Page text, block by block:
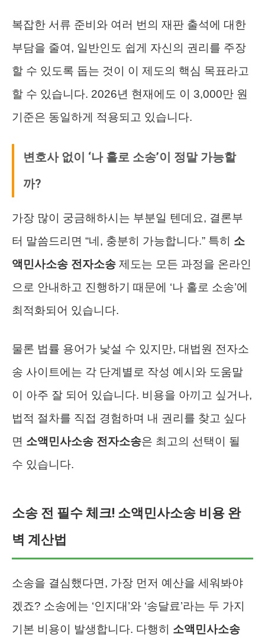
복잡한 서류 준비와 여러 번의 재판 출석에 대한
부담을 줄여, 일반인도 쉽게 자신의 권리를 주장
할 수 있도록 돕는 것이 이 제도의 핵심 목표라고
할 수 있습니다. 2026년 현재에도 이 3,000만 원
기준은 동일하게 적용되고 있습니다.
변호사 없이 ‘나 홀로 소송’이 정말 가능할
까?
가장 많이 궁금해하시는 부분일 텐데요, 결론부
터 말씀드리면 “네, 충분히 가능합니다.” 특히 소
액민사소송 전자소송 제도는 모든 과정을 온라인
으로 안내하고 진행하기 때문에 ‘나 홀로 소송’에
최적화되어 있습니다.
물론 법률 용어가 낯설 수 있지만, 대법원 전자소
송 사이트에는 각 단계별로 작성 예시와 도움말
이 아주 잘 되어 있습니다. 비용을 아끼고 싶거나,
법적 절차를 직접 경험하며 내 권리를 찾고 싶다
면 소액민사소송 전자소송은 최고의 선택이 될
수 있습니다.
소송 전 필수 체크! 소액민사소송 비용 완
벽 계산법
소송을 결심했다면, 가장 먼저 예산을 세워봐야
겠죠? 소송에는 ‘인지대’와 ‘송달료’라는 두 가지
기본 비용이 발생합니다. 다행히 소액민사소송